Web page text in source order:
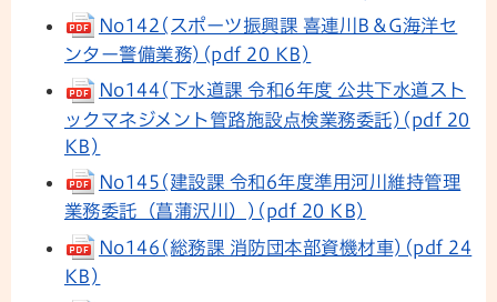
No142(スポーツ振興課 喜連川B＆G海洋セ
ンター警備業務)(pdf 20 KB)
No144(下水道課 令和6年度 公共下水道スト
ックマネジメント管路施設点検業務委託)(pdf 20
KB)
No145(建設課 令和6年度準用河川維持管理
業務委託（菖蒲沢川）)(pdf 20 KB)
No146(総務課 消防団本部資機材車)(pdf 24
KB)